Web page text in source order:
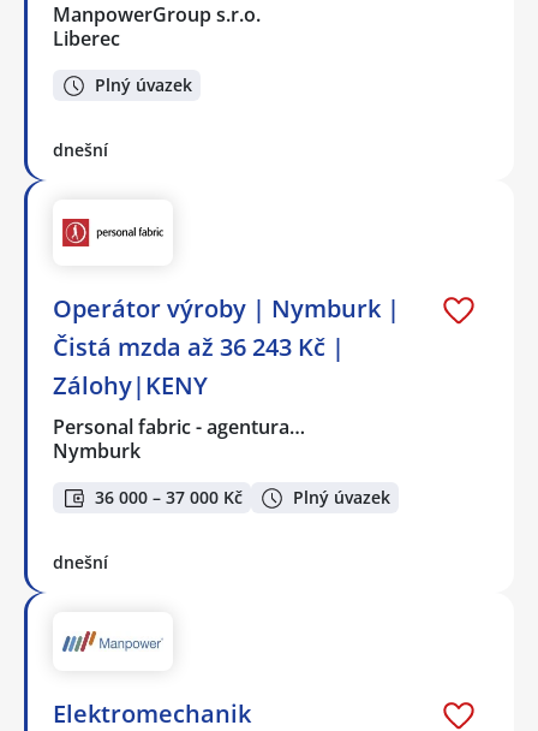
ManpowerGroup s.r.o.
Liberec
Plný úvazek
dnešní
Operátor výroby | Nymburk |
Čistá mzda až 36 243 Kč |
Zálohy|KENY
Personal fabric - agentura…
Nymburk
36 000 – 37 000 Kč Plný úvazek
dnešní
Elektromechanik